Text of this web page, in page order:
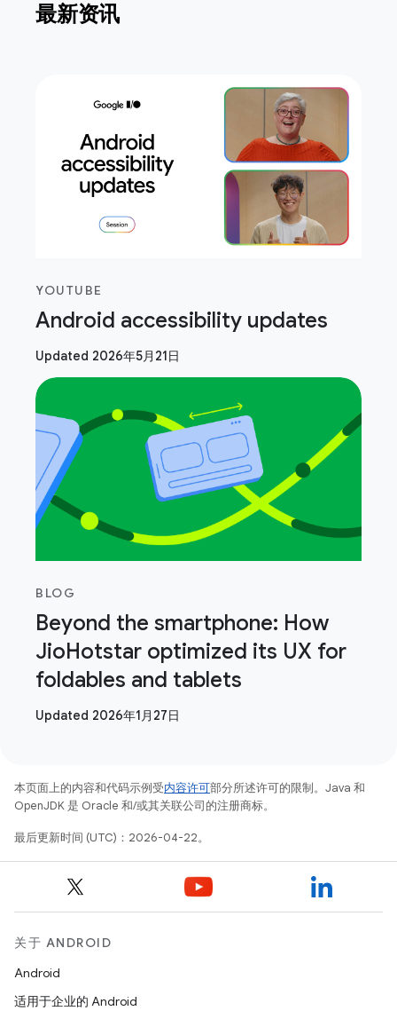
最新资讯
YOUTUBE
Android accessibility updates
Updated 2026年5月21日
BLOG
Beyond the smartphone: How
JioHotstar optimized its UX for
foldables and tablets
Updated 2026年1月27日
本页面上的内容和代码示例受内容许可部分所述许可的限制。Java 和
OpenJDK 是 Oracle 和/或其关联公司的注册商标。
最后更新时间 (UTC)：2026-04-22。
关于 ANDROID
Android
适用于企业的 Android